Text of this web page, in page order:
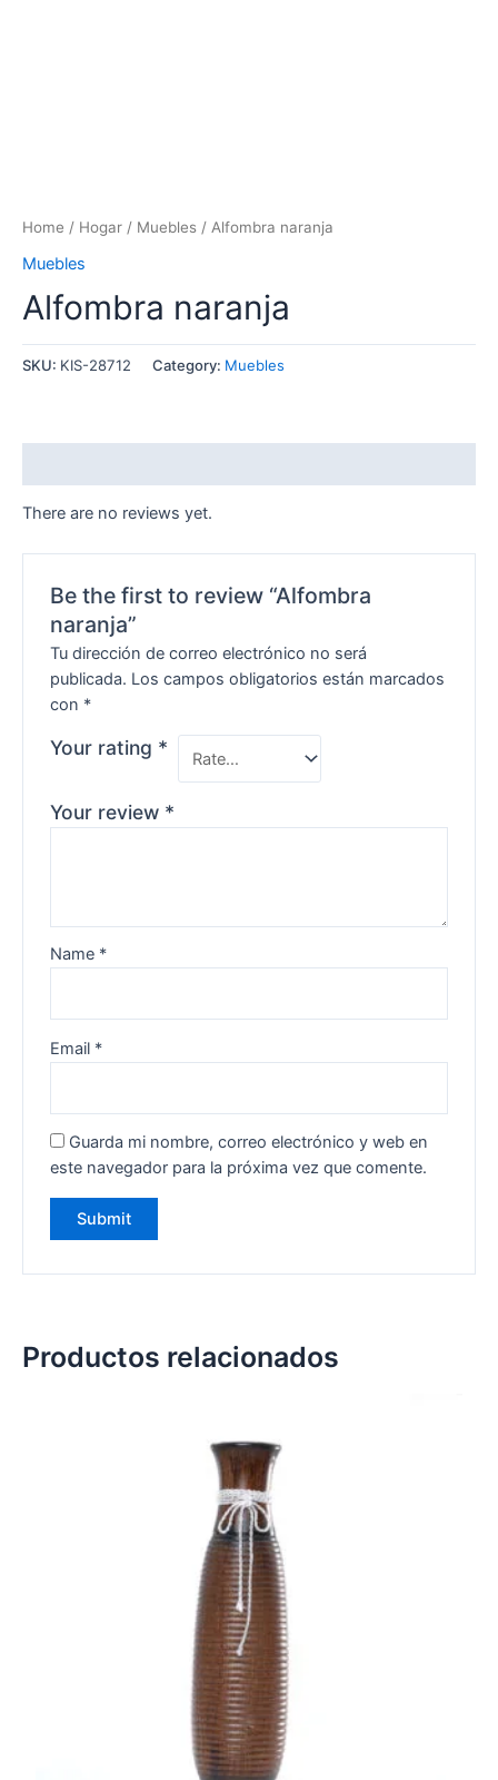
Home / Hogar / Muebles / Alfombra naranja
Muebles
Alfombra naranja
SKU: KIS-28712 Category: Muebles
There are no reviews yet.
Be the first to review “Alfombra
naranja”
Tu dirección de correo electrónico no será
publicada. Los campos obligatorios están marcados
con *
Your rating *
Your review *
Name *
Email *
Guarda mi nombre, correo electrónico y web en
este navegador para la próxima vez que comente.
Productos relacionados